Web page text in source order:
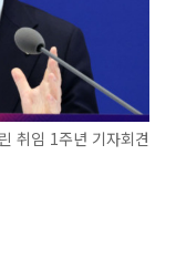
취임 1주년 기자회견